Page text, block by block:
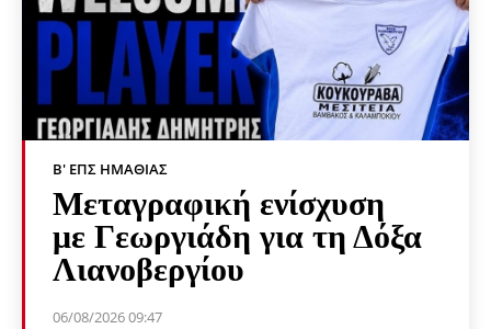
Β' ΕΠΣ ΗΜΑΘΊΑΣ
Μεταγραφική ενίσχυση
με Γεωργιάδη για τη Δόξα
Λιανοβεργίου
06/08/2026 09:47